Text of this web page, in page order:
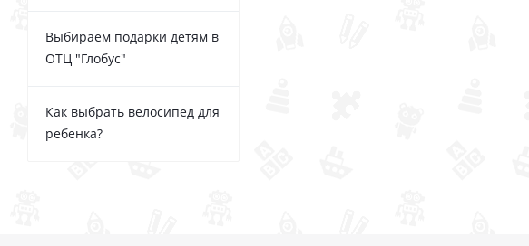
Выбираем подарки детям в
ОТЦ "Глобус"
Как выбрать велосипед для
ребенка?